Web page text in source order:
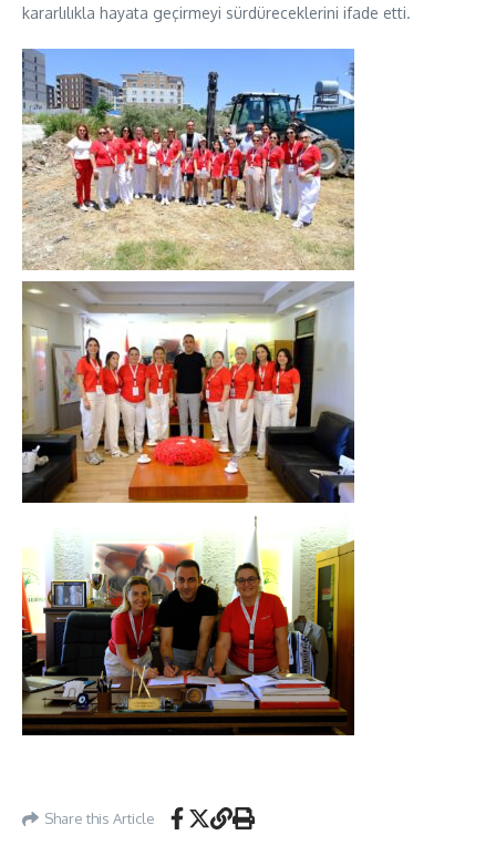
kararlılıkla hayata geçirmeyi sürdüreceklerini ifade etti.
Share this Article